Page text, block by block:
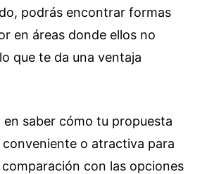
podrás encontrar formas
en áreas donde ellos no
que te da una ventaja
en saber cómo tu propuesta
conveniente o atractiva para
con las opciones